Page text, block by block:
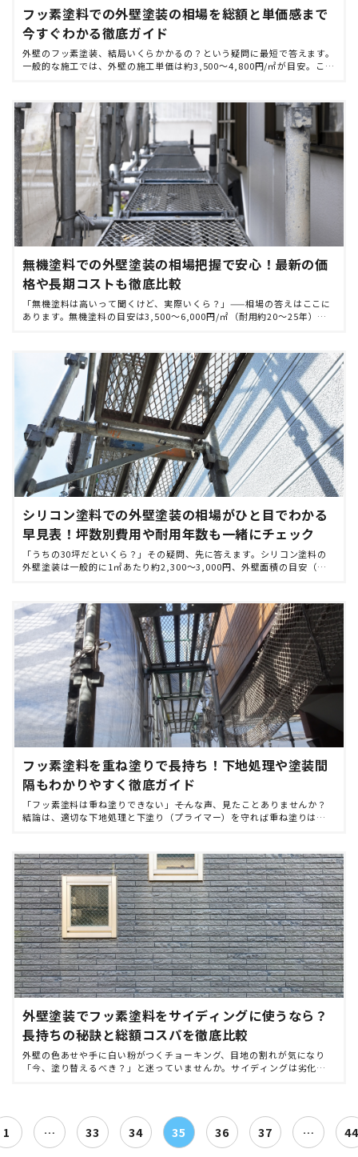
フッ素塗料での外壁塗装の相場を総額と単価感まで
今すぐわかる徹底ガイド
外壁のフッ素塗装、結局いくらかかるの？という疑問に最短で答えます。
一般的な施工では、外壁の施工単価は約3,500〜4,800円/㎡が目安。これ
無機塗料での外壁塗装の相場把握で安心！最新の価
格や長期コストも徹底比較
「無機塗料は高いって聞くけど、実際いくら？」——相場の答えはここに
あります。無機塗料の目安は3,500～6,000円/㎡（耐用約20～25年）。
シリコン塗料での外壁塗装の相場がひと目でわかる
早見表！坪数別費用や耐用年数も一緒にチェック
「うちの30坪だといくら？」その疑問、先に答えます。シリコン塗料の
外壁塗装は一般的に1㎡あたり約2,300〜3,000円、外壁面積の目安（延
フッ素塗料を重ね塗りで長持ち！下地処理や塗装間
隔もわかりやすく徹底ガイド
「フッ素塗料は重ね塗りできない」――そんな声、見たことありませんか？
結論は、適切な下地処理と下塗り（プライマー）を守れば重ね塗りは可
外壁塗装でフッ素塗料をサイディングに使うなら？
長持ちの秘訣と総額コスパを徹底比較
外壁の色あせや手に白い粉がつくチョーキング、目地の割れが気になり
「今、塗り替えるべき？」と迷っていませんか。サイディングは劣化の
投
稿
1 … 33 34 35 36 37 … 44